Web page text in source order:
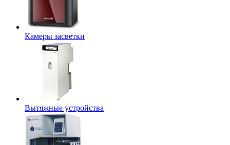
Камеры засветки
Вытяжные устройства